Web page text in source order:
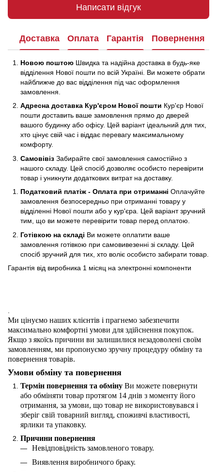
Написати відгук
Доставка Оплата Гарантія Повернення
Новою поштою Швидка та надійна доставка в будь-яке
відділення Нової пошти по всій Україні. Ви можете обрати
найближче до вас відділення під час оформлення
замовлення.
Адресна доставка Кур'єром Нової пошти Кур'єр Нової
пошти доставить ваше замовлення прямо до дверей
вашого будинку або офісу. Цей варіант ідеальний для тих,
хто цінує свій час і віддає перевагу максимальному
комфорту.
Самовівіз Забирайте свої замовлення самостійно з
нашого складу. Цей спосіб дозволяє особисто перевірити
товар і уникнути додаткових витрат на доставку.
Податковий платіж - Оплата при отриманні Оплачуйте
замовлення безпосередньо при отриманні товару у
відділенні Нової пошти або у кур'єра. Цей варіант зручний
тим, що ви можете перевірити товар перед оплатою.
Готівкою на складі Ви можете оплатити ваше
замовлення готівкою при самовивезенні зі складу. Цей
спосіб зручний для тих, хто воліє особисто забирати товар.
Гарантія від виробника 1 місяц на электроннi компоненти
Ми цінуємо наших клієнтів і прагнемо забезпечити
максимально комфортні умови для здійснення покупок.
Якщо з якоїсь причини ви залишилися незадоволені своїм
замовленням, ми пропонуємо зручну процедуру обміну та
повернення товарів.
Умови обміну та повернення
Термін повернення та обміну Ви можете повернути
або обміняти товар протягом 14 днів з моменту його
отримання, за умови, що товар не використовувався і
зберіг свій товарний вигляд, споживчі властивості,
ярлики та упаковку.
Причини повернення
Невідповідність замовленого товару.
Виявлення виробничого браку.